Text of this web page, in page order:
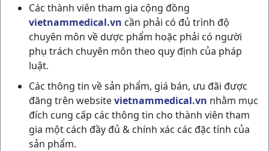
Các thành viên tham gia cộng đồng
vietnammedical.vn cần phải có đủ trình độ
chuyên môn về dược phẩm hoặc phải có người
phụ trách chuyên môn theo quy định của pháp
luật.
Các thông tin về sản phẩm, giá bán, ưu đãi được
đăng trên websitevietnammedical.vn nhằm mục
đích cung cấp các thông tin cho thành viên tham
gia một cách đầy đủ & chính xác các đặc tính của
sản phẩm.